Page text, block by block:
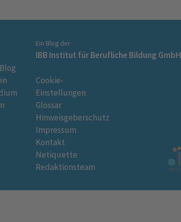
Ein Blog der
IBB Institut für Berufliche Bildung GmbH
Cookie-
Einstellungen
Glossar
Hinweisgeberschutz
Impressum
Kontakt
Netiquette
Redaktionsteam